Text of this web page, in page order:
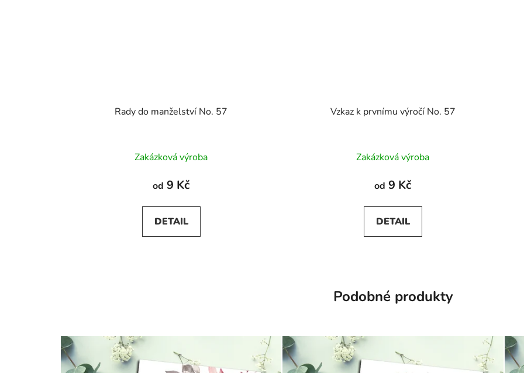
Rady do manželství No. 57
Zakázková výroba
od 9 Kč
DETAIL
Vzkaz k prvnímu výročí No. 57
Zakázková výroba
od 9 Kč
DETAIL
Podobné produkty